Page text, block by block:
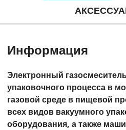
Информация
Электронный
упаковочного процесса в
газовой среде в пищевой
всех видов вакуумного
оборудования, а также